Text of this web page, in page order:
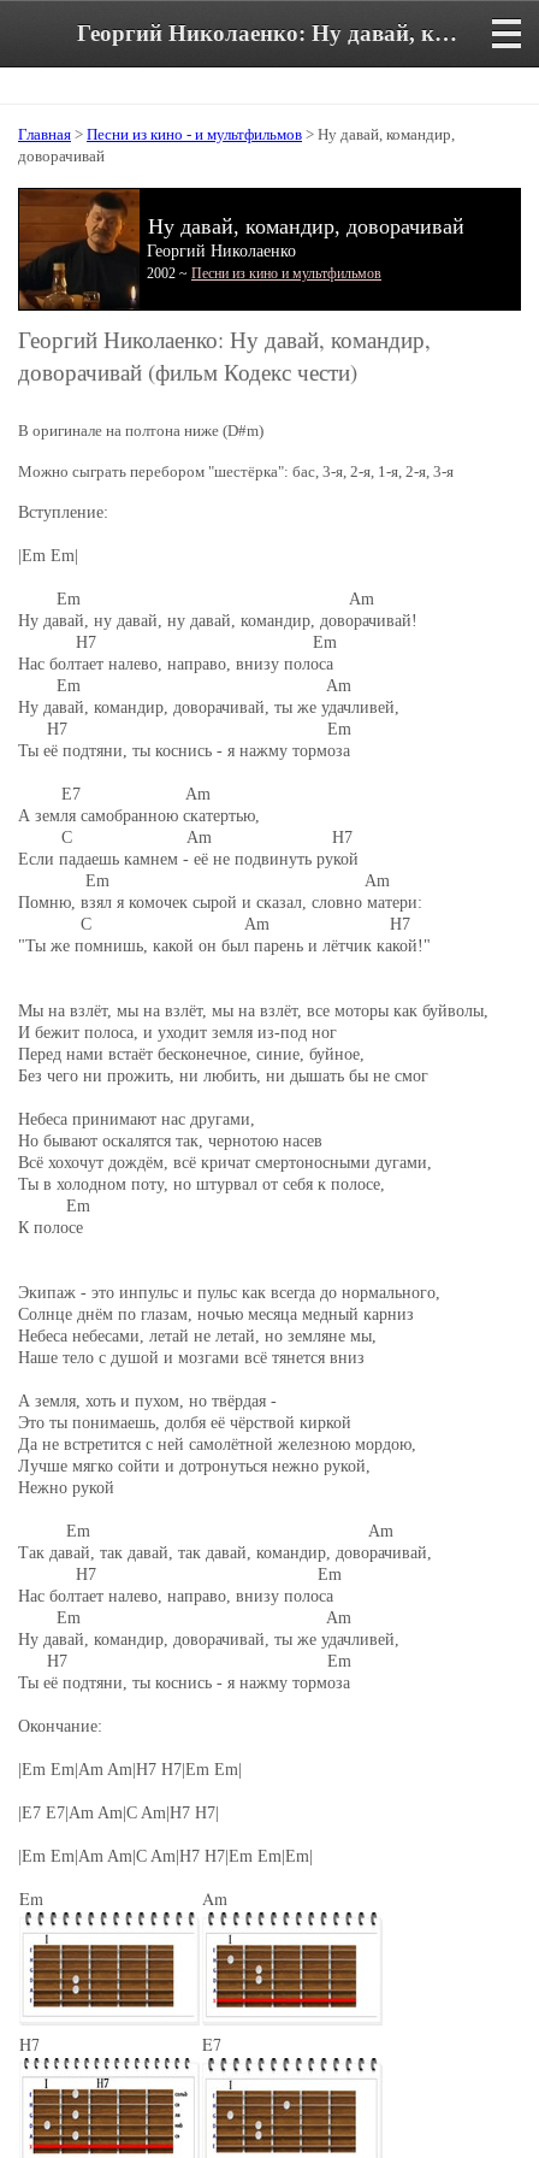
Георгий Николаенко: Ну давай, командир, доворачивай. Аккорды и текст песни
Главная > Песни из кино - и мультфильмов > Ну давай, командир,
доворачивай
Ну давай, командир, доворачивай
Георгий Николаенко
2002 ~ Песни из кино и мультфильмов
Георгий Николаенко: Ну давай, командир,
доворачивай (фильм Кодекс чести)
В оригинале на полтона ниже (D#m)
Можно сыграть перебором "шестёрка": бас, 3-я, 2-я, 1-я, 2-я, 3-я
Вступление:
|Em Em|
Em Am
Ну давай, ну давай, ну давай, командир, доворачивай!
H7 Em
Нас болтает налево, направо, внизу полоса
Em Am
Ну давай, командир, доворачивай, ты же удачливей,
H7 Em
Ты её подтяни, ты коснись - я нажму тормоза
E7 Am
А земля самобранною скатертью,
C Am H7
Если падаешь камнем - её не подвинуть рукой
Em Am
Помню, взял я комочек сырой и сказал, словно матери:
C Am H7
"Ты же помнишь, какой он был парень и лётчик какой!"
Мы на взлёт, мы на взлёт, мы на взлёт, все моторы как буйволы,
И бежит полоса, и уходит земля из-под ног
Перед нами встаёт бесконечное, синие, буйное,
Без чего ни прожить, ни любить, ни дышать бы не смог
Небеса принимают нас другами,
Но бывают оскалятся так, чернотою насев
Всё хохочут дождём, всё кричат смертоносными дугами,
Ты в холодном поту, но штурвал от себя к полосе,
Em
К полосе
Экипаж - это инпульс и пульс как всегда до нормального,
Солнце днём по глазам, ночью месяца медный карниз
Небеса небесами, летай не летай, но земляне мы,
Наше тело с душой и мозгами всё тянется вниз
А земля, хоть и пухом, но твёрдая -
Это ты понимаешь, долбя её чёрствой киркой
Да не встретится с ней самолётной железною мордою,
Лучше мягко сойти и дотронуться нежно рукой,
Нежно рукой
Em Am
Так давай, так давай, так давай, командир, доворачивай,
H7 Em
Нас болтает налево, направо, внизу полоса
Em Am
Ну давай, командир, доворачивай, ты же удачливей,
H7 Em
Ты её подтяни, ты коснись - я нажму тормоза
Окончание:
|Em Em|Am Am|H7 H7|Em Em|
|E7 E7|Am Am|C Am|H7 H7|
|Em Em|Am Am|C Am|H7 H7|Em Em|Em|
Em Am
H7 E7